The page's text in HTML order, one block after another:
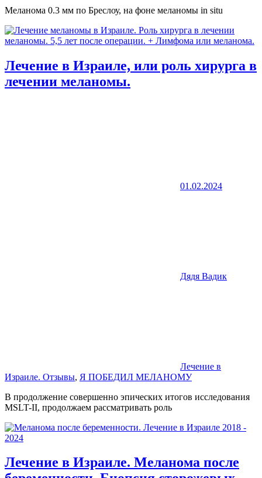
Меланома 0.3 мм по Бреслоу, на фоне меланомы in situ
Лечение в Израиле, или роль хирурга в
лечении меланомы.
01.02.2024
Дядя Вадик
Лечение в
Израиле. Отзывы, Я ПОБЕДИЛ МЕЛАНОМУ
В продолжение совершенно эпических итогов исследования
MSLT-II, продолжаем рассматривать роль
Лечение в Израиле. Меланома после